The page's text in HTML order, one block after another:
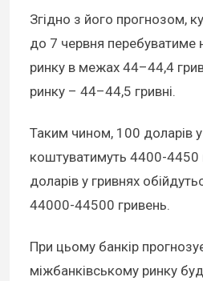
Згідно з його прогнозом,
до 7 червня перебуватиме
ринку в межах 44–44,4
ринку – 44–44,5 гривні.
Таким чином, 100 доларів
коштуватимуть 4400-4450
доларів у гривнях
44000-44500 гривень.
При цьому банкір
міжбанківському ринку